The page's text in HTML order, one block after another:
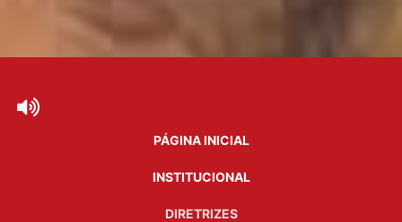
PÁGINA INICIAL
INSTITUCIONAL
DIRETRIZES